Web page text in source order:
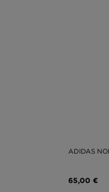
ADIDAS
65,00 €